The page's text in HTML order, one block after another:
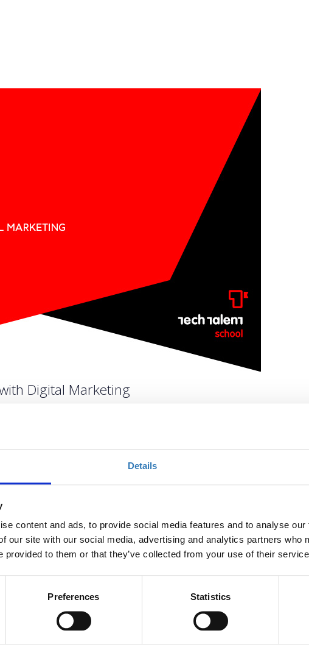
Details
content and ads, to provide social media features and to analyse
our site with our social media, advertising and analytics partners who
provided to them or that they’ve collected from your use of their
Preferences Statistics
Digital Marketing
Ποσότητα
στους συμμετέχοντες να εκπαιδευτούν
δικτύωσης, να μάθουν τον τρόπο μέτρησης της
και να δουν βέλτιστες πρακτικές απο
118